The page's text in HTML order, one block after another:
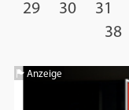
29
30 31
38
Anzeige